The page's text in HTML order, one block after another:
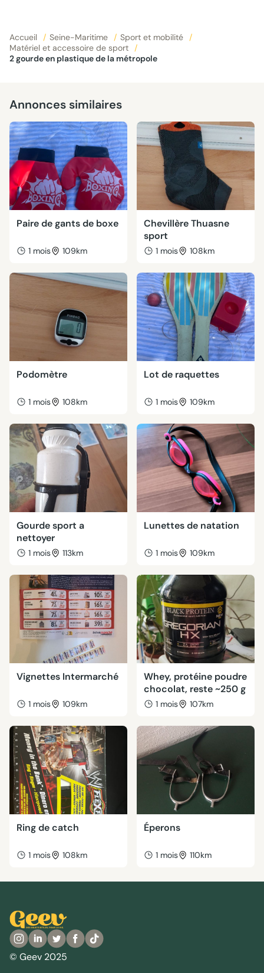
Accueil / Seine-Maritime / Sport et mobilité
/
Matériel et accessoire de sport
/
2 gourde en plastique de la métropole
Annonces similaires
Paire de gants de boxe
1 mois 109km
Chevillère Thuasne
sport
1 mois 108km
Podomètre
1 mois 108km
Lot de raquettes
1 mois 109km
Gourde sport a
nettoyer
1 mois 113km
Lunettes de natation
1 mois 109km
Vignettes Intermarché
1 mois 109km
Whey, protéine poudre
chocolat, reste ~250 g
1 mois 107km
Ring de catch
1 mois 108km
Éperons
1 mois 110km
© Geev 2025